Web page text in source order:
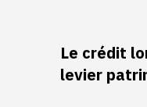
Le crédit
levier